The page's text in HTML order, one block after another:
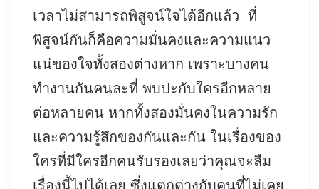
เวลาไม่สามารถพิสูจน์ใจได้อีกแล้ว ที่
พิสูจน์กันก็คือความมั่นคงและความแนว
แน่ของใจทั้งสองต่างหาก เพราะบางคน
ทำงานกันคนละที่ พบปะกับใครอีกหลาย
ต่อหลายคน หากทั้งสองมั่นคงในความรัก
และความรู้สึกของกันและกัน ในเรื่องของ
ใครที่มีใครอีกคนรับรองเลยว่าคุณจะลืม
เรื่องนี้ไปได้เลย ซึ่งแตกต่างกับคนที่ไม่เคย